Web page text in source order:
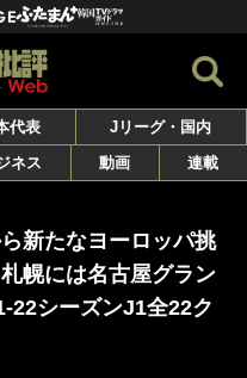
代表
Jリーグ・国内
ネス 動画 連載
新たなヨーロッパ挑
幌には名古屋グラン
22シーズンJ1全22ク